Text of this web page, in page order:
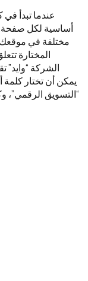
عندما تبدأ
أساسية لكل صفحة.
مختلفة في
المختارة
الشركة “وايد”
يمكن أن تختار
“التسويق